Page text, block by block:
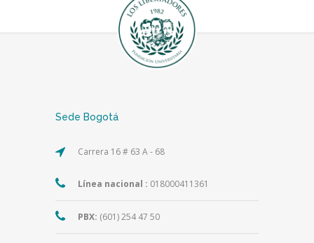
Sede Bogotá
Carrera 16 # 63 A - 68
Línea nacional : 018000411361
PBX: (601) 254 47 50